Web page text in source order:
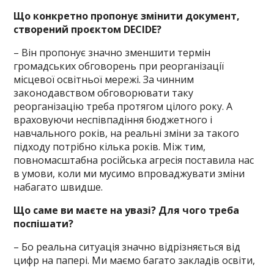
Що конкретно пропонує змінити документ,
створений проєктом DECIDE?
– Він пропонує значно зменшити термін
громадських обговорень при реорганізації
місцевої освітньої мережі. За чинним
законодавством обговорювати таку
реорганізацію треба протягом цілого року. А
враховуючи неспівпадіння бюджетного і
навчального років, на реальні зміни за такого
підходу потрібно кілька років. Між тим,
повномасштабна російська агресія поставила нас
в умови, коли ми мусимо впроваджувати зміни
набагато швидше.
Що саме ви маєте на увазі? Для чого треба
поспішати?
– Бо реальна ситуація значно відрізняється від
цифр на папері. Ми маємо багато закладів освіти,